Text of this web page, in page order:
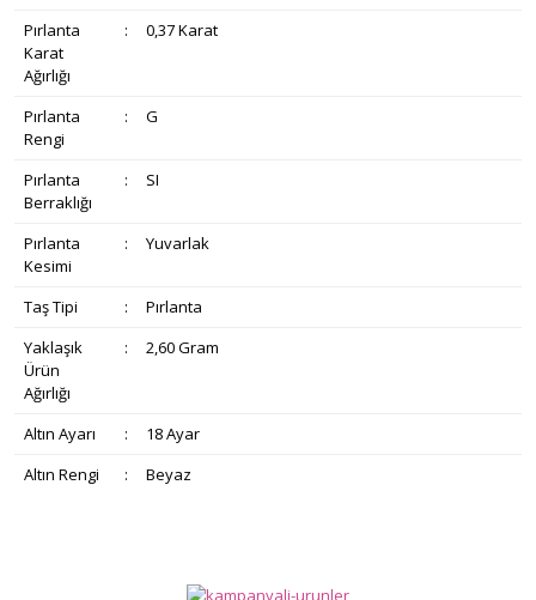
Pırlanta
Karat
Ağırlığı
: 0,37 Karat
Pırlanta
Rengi
: G
Pırlanta
Berraklığı
: SI
Pırlanta
Kesimi
: Yuvarlak
Taş Tipi :
Pırlanta
Yaklaşık
Ürün
Ağırlığı
: 2,60 Gram
Altın Ayarı :
18 Ayar
Altın Rengi
: Beyaz
Bu ürüne ilk yorumu siz yapın!
Ürün hakkında henüz soru sorulmamış.